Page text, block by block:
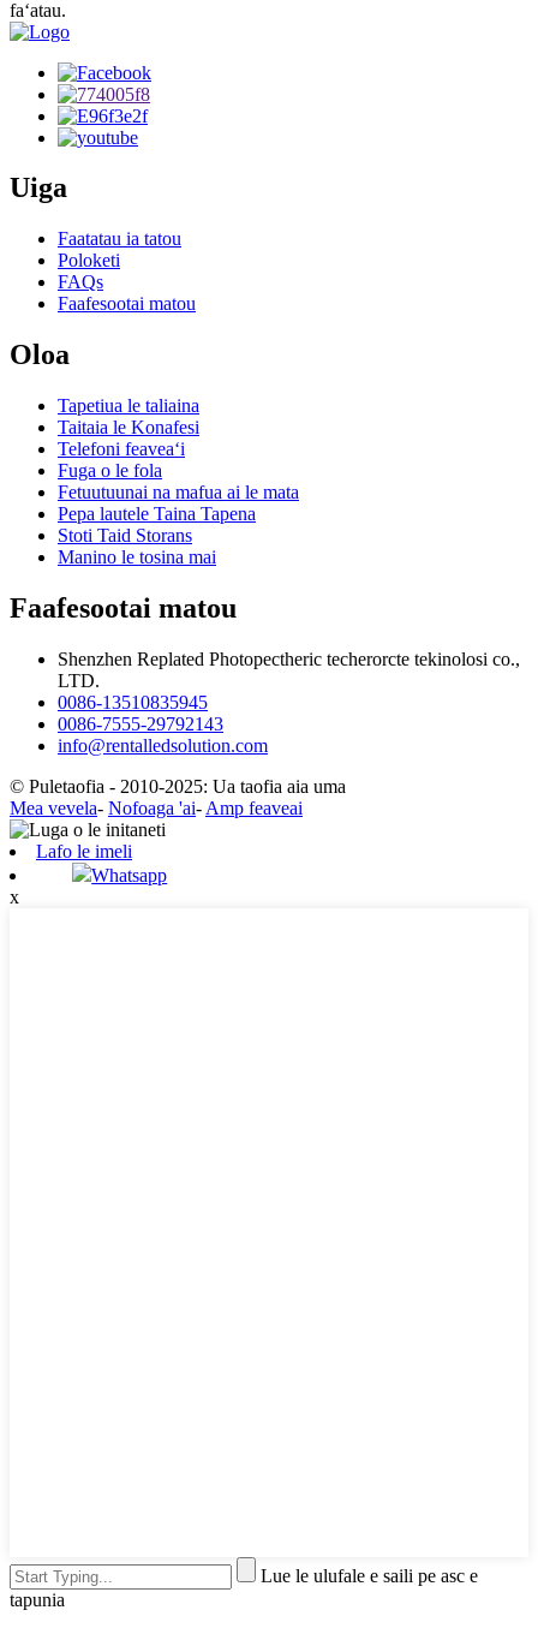
faʻatau.
Uiga
Faatatau ia tatou
Poloketi
FAQs
Faafesootai matou
Oloa
Tapetiua le taliaina
Taitaia le Konafesi
Telefoni feaveaʻi
Fuga o le fola
Fetuutuunai na mafua ai le mata
Pepa lautele Taina Tapena
Stoti Taid Storans
Manino le tosina mai
Faafesootai matou
Shenzhen Replated Photopectheric techerorcte tekinolosi co.,
LTD.
0086-13510835945
0086-7555-29792143
info@rentalledsolution.com
© Puletaofia - 2010-2025: Ua taofia aia uma
Mea vevela- Nofoaga 'ai- Amp feaveai
Lafo le imeli
Whatsapp
x
Lue le ulufale e saili pe asc e
tapunia